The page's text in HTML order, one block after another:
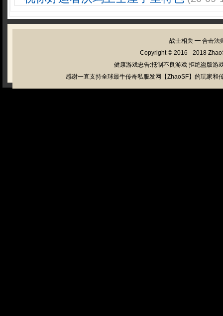
战士相关 ━ 合击法
Copyright © 2016 - 2018
健康游戏忠告:抵制不良游戏 拒绝盗版游
感谢一直支持全球最牛传奇私服发网【ZhaoSF】的玩家和